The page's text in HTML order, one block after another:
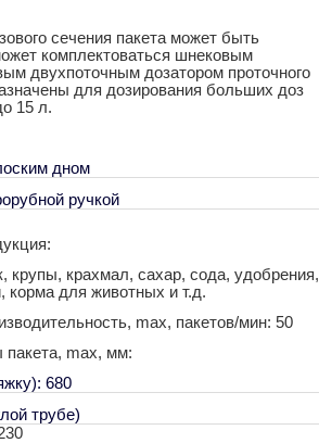
сечения пакета может быть
комплектоваться шнековым
двухпоточным дозатором проточного
для дозирования больших доз
15 л.
дном
ручкой
крупы, крахмал, сахар, сода, удобрения,
корма для животных и т.д.
max, пакетов/мин: 50
пакета, max, мм:
680
трубе)